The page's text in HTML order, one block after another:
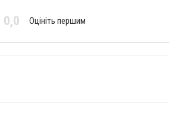
0,0 Оцініть першим